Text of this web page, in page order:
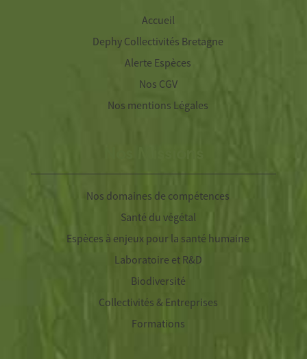
Accueil
Dephy Collectivités Bretagne
Alerte Espèces
Nos CGV
Nos mentions Légales
Nos domaines de compétences
Santé du végétal
Espèces à enjeux pour la santé humaine
Laboratoire et R&D
Biodiversité
Collectivités & Entreprises
Formations